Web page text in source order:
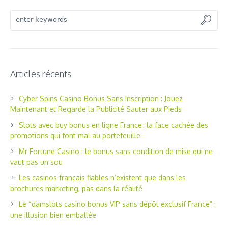
Articles récents
Cyber Spins Casino Bonus Sans Inscription : Jouez
Maintenant et Regarde la Publicité Sauter aux Pieds
Slots avec buy bonus en ligne France : la face cachée des
promotions qui font mal au portefeuille
Mr Fortune Casino : le bonus sans condition de mise qui ne
vaut pas un sou
Les casinos français fiables n’existent que dans les
brochures marketing, pas dans la réalité
Le “damslots casino bonus VIP sans dépôt exclusif France” :
une illusion bien emballée